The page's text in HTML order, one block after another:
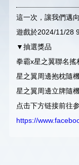
這一次，讓我們邁
遊戲於2024/11/28
▼抽選獎品
拳霸x星之翼聯名搖
星之翼周邊抱枕隨
星之翼周邊立牌隨
点击下方链接前往
https://